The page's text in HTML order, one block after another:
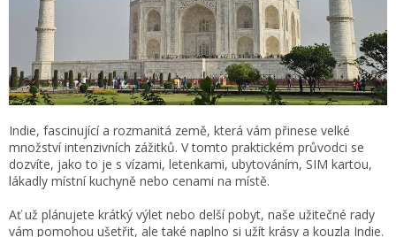
Indie, fascinující a rozmanitá země, která vám přinese velké
množství intenzivních zážitků. V tomto praktickém průvodci se
dozvíte, jako to je s vízami, letenkami, ubytováním, SIM kartou,
lákadly místní kuchyně nebo cenami na místě.
Ať už plánujete krátký výlet nebo delší pobyt, naše užitečné rady
vám pomohou ušetřit, ale také naplno si užít krásy a kouzla Indie.